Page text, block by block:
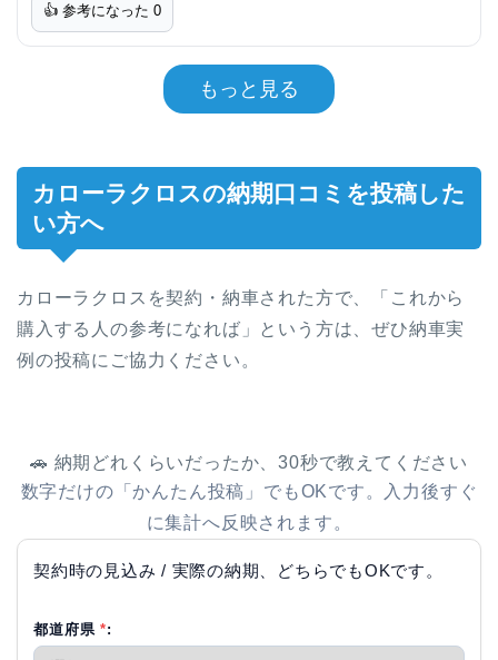
👍 参考になった 0
もっと見る
カローラクロスの納期口コミを投稿した
い方へ
カローラクロスを契約・納車された方で、「これから
購入する人の参考になれば」という方は、ぜひ納車実
例の投稿にご協力ください。
🚗 納期どれくらいだったか、30秒で教えてください
数字だけの「かんたん投稿」でもOKです。入力後すぐ
に集計へ反映されます。
契約時の見込み / 実際の納期、どちらでもOKです。
都道府県 *: